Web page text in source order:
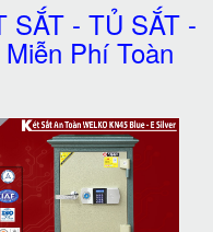
SẮT - TỦ SẮT -
Phí Toàn